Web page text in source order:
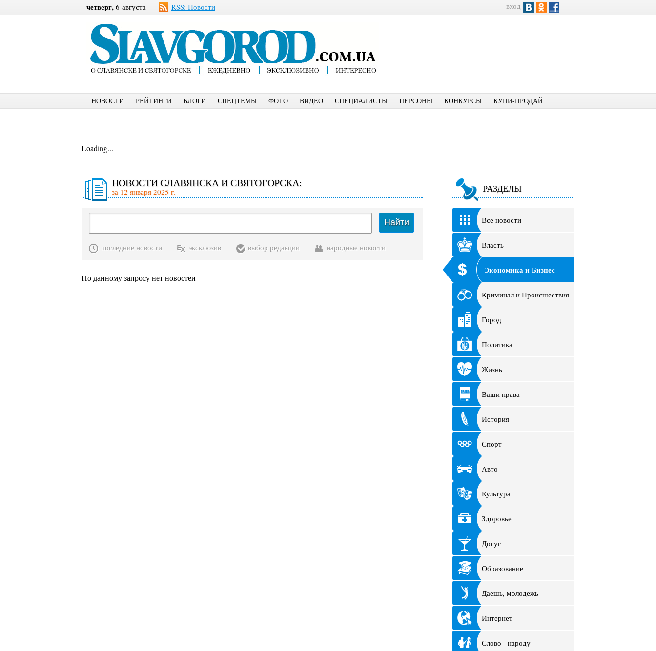
четверг, 6 августа RSS: Новости вход
НОВОСТИ РЕЙТИНГИ БЛОГИ СПЕЦТЕМЫ ФОТО ВИДЕО СПЕЦИАЛИСТЫ ПЕРСОНЫ КОНКУРСЫ КУПИ-ПРОДАЙ
Loading...
НОВОСТИ СЛАВЯНСКА И СВЯТОГОРСКА:
за 12 января 2025 г.
Найти
последние новости эксклюзив выбор редакции народные новости
По данному запросу нет новостей
РАЗДЕЛЫ
Все новости
Власть
Экономика и Бизнес
Криминал и Происшествия
Город
Политика
Жизнь
Ваши права
История
Спорт
Авто
Культура
Здоровье
Досуг
Образование
Даешь, молодежь
Интернет
Слово - народу